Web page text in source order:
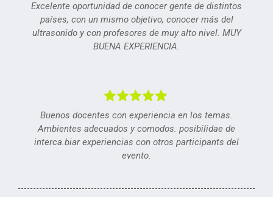
Excelente oportunidad de conocer gente de distintos
países, con un mismo objetivo, conocer más del
ultrasonido y con profesores de muy alto nivel. MUY
BUENA EXPERIENCIA.
Buenos docentes con experiencia en los temas.
Ambientes adecuados y comodos. posibilidae de
interca.biar experiencias con otros participants del
evento.